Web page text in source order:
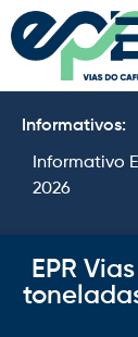
Informativos:
Informativo
2026
EPR